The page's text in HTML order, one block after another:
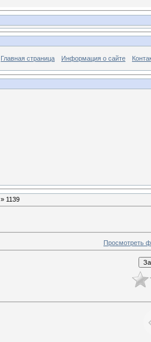
Главная страница Информация о сайте
» 1139
Просмотреть